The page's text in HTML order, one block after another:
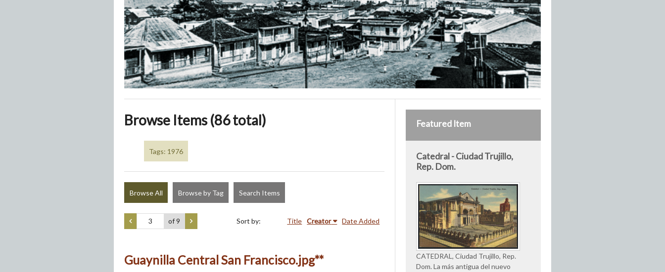
Browse Items (86 total)
Tags: 1976
Browse All Browse by Tag Search Items
of 9 Sort by: Title Creator Date Added
Guaynilla Central San Francisco.jpg**
Featured Item
Catedral - Ciudad Trujillo,
Rep. Dom.
CATEDRAL, Ciudad Trujillo, Rep.
Dom. La más antigua del nuevo